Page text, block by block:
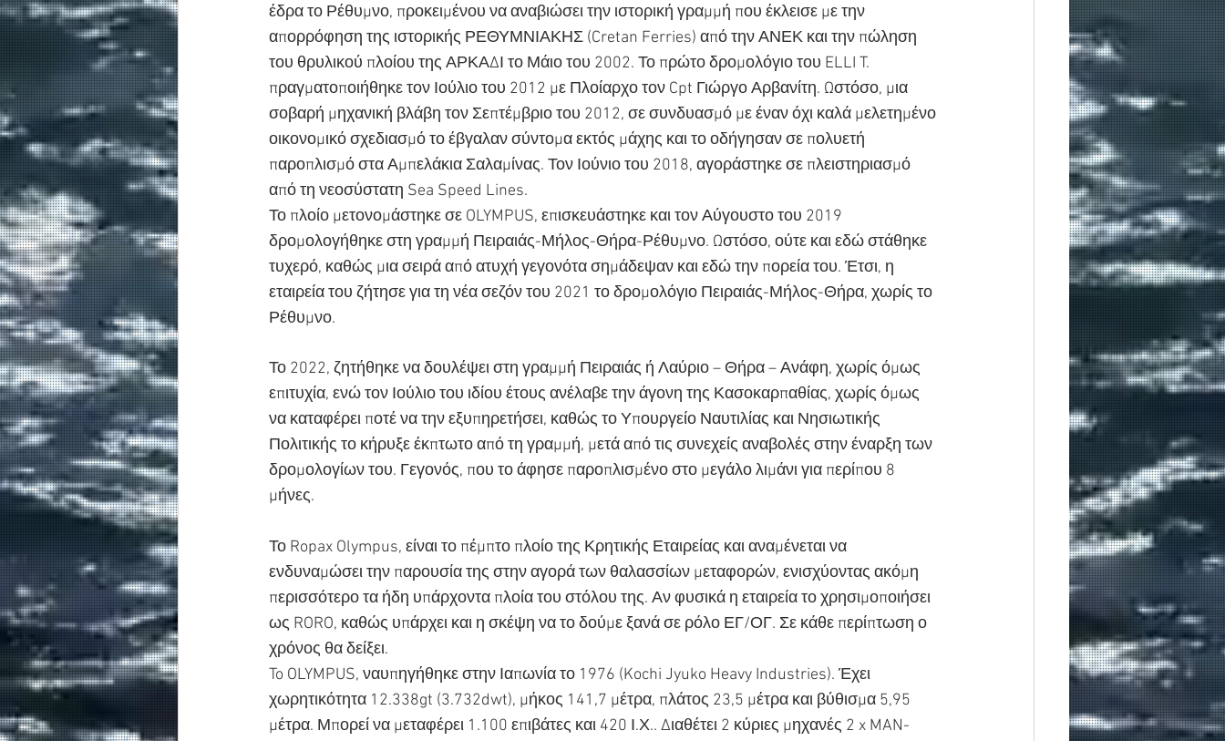
έδρα το Ρέθυμνο, προκειμένου να αναβιώσει την ιστορική γραμμή που έκλεισε με την
απορρόφηση της ιστορικής ΡΕΘΥΜΝΙΑΚΗΣ (Cretan Ferries) από την ΑΝΕΚ και την πώληση
του θρυλικού πλοίου της ΑΡΚΑΔΙ το Μάιο του 2002. Το πρώτο δρομολόγιο του ELLI T.
πραγματοποιήθηκε τον Ιούλιο του 2012 με Πλοίαρχο τον Cpt Γιώργο Αρβανίτη. Ωστόσο, μια
σοβαρή μηχανική βλάβη τον Σεπτέμβριο του 2012, σε συνδυασμό με έναν όχι καλά μελετημένο
οικονομικό σχεδιασμό το έβγαλαν σύντομα εκτός μάχης και το οδήγησαν σε πολυετή
παροπλισμό στα Αμπελάκια Σαλαμίνας. Τον Ιούνιο του 2018, αγοράστηκε σε πλειστηριασμό
από τη νεοσύστατη Sea Speed Lines.
Το πλοίο μετονομάστηκε σε OLYMPUS, επισκευάστηκε και τον Αύγουστο του 2019
δρομολογήθηκε στη γραμμή Πειραιάς-Μήλος-Θήρα-Ρέθυμνο. Ωστόσο, ούτε και εδώ στάθηκε
τυχερό, καθώς μια σειρά από ατυχή γεγονότα σημάδεψαν και εδώ την πορεία του. Έτσι, η
εταιρεία του ζήτησε για τη νέα σεζόν του 2021 το δρομολόγιο Πειραιάς-Μήλος-Θήρα, χωρίς το
Ρέθυμνο.
Το 2022, ζητήθηκε να δουλέψει στη γραμμή Πειραιάς ή Λαύριο – Θήρα – Ανάφη, χωρίς όμως
επιτυχία, ενώ τον Ιούλιο του ιδίου έτους ανέλαβε την άγονη της Κασοκαρπαθίας, χωρίς όμως
να καταφέρει ποτέ να την εξυπηρετήσει, καθώς το Υπουργείο Ναυτιλίας και Νησιωτικής
Πολιτικής το κήρυξε έκπτωτο από τη γραμμή, μετά από τις συνεχείς αναβολές στην έναρξη των
δρομολογίων του. Γεγονός, που το άφησε παροπλισμένο στο μεγάλο λιμάνι για περίπου 8
μήνες.
Το Ropax Olympus, είναι το πέμπτο πλοίο της Κρητικής Εταιρείας και αναμένεται να
ενδυναμώσει την παρουσία της στην αγορά των θαλασσίων μεταφορών, ενισχύοντας ακόμη
περισσότερο τα ήδη υπάρχοντα πλοία του στόλου της. Αν φυσικά η εταιρεία το χρησιμοποιήσει
ως RORO, καθώς υπάρχει και η σκέψη να το δούμε ξανά σε ρόλο ΕΓ/ΟΓ. Σε κάθε περίπτωση ο
χρόνος θα δείξει.
To OLYMPUS, ναυπηγήθηκε στην Ιαπωνία το 1976 (Kochi Jyuko Heavy Industries). Έχει
χωρητικότητα 12.338gt (3.732dwt), μήκος 141,7 μέτρα, πλάτος 23,5 μέτρα και βύθισμα 5,95
μέτρα. Μπορεί να μεταφέρει 1.100 επιβάτες και 420 Ι.Χ.. Διαθέτει 2 κύριες μηχανές 2 x MAN-